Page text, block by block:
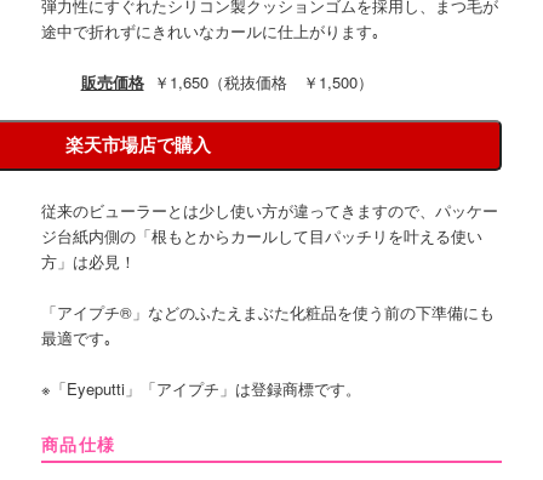
弾力性にすぐれたシリコン製クッションゴムを採用し、まつ毛が
途中で折れずにきれいなカールに仕上がります｡
販売価格￥1,650（税抜価格 ￥1,500）
楽天市場店で購入
従来のビューラーとは少し使い方が違ってきますので、パッケー
ジ台紙内側の「根もとからカールして目パッチリを叶える使い
方」は必見！
「アイプチ®」などのふたえまぶた化粧品を使う前の下準備にも
最適です｡
※「Eyeputti」「アイプチ」は登録商標です。
商品仕様